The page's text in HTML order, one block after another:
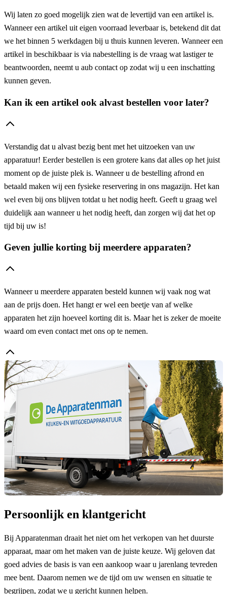
Wij laten zo goed mogelijk zien wat de levertijd van een artikel is.
Wanneer een artikel uit eigen voorraad leverbaar is, betekend dit dat
we het binnen 5 werkdagen bij u thuis kunnen leveren. Wanneer een
artikel in beschikbaar is via nabestelling is de vraag wat lastiger te
beantwoorden, neemt u aub contact op zodat wij u een inschatting
kunnen geven.
Kan ik een artikel ook alvast bestellen voor later?
Verstandig dat u alvast bezig bent met het uitzoeken van uw
apparatuur! Eerder bestellen is een grotere kans dat alles op het juist
moment op de juiste plek is. Wanneer u de bestelling afrond en
betaald maken wij een fysieke reservering in ons magazijn. Het kan
wel even bij ons blijven totdat u het nodig heeft. Geeft u graag wel
duidelijk aan wanneer u het nodig heeft, dan zorgen wij dat het op
tijd bij uw is!
Geven jullie korting bij meerdere apparaten?
Wanneer u meerdere apparaten besteld kunnen wij vaak nog wat
aan de prijs doen. Het hangt er wel een beetje van af welke
apparaten het zijn hoeveel korting dit is. Maar het is zeker de moeite
waard om even contact met ons op te nemen.
Persoonlijk en klantgericht
Bij Apparatenman draait het niet om het verkopen van het duurste
apparaat, maar om het maken van de juiste keuze. Wij geloven dat
goed advies de basis is van een aankoop waar u jarenlang tevreden
mee bent. Daarom nemen we de tijd om uw wensen en situatie te
begrijpen, zodat we u gericht kunnen helpen.